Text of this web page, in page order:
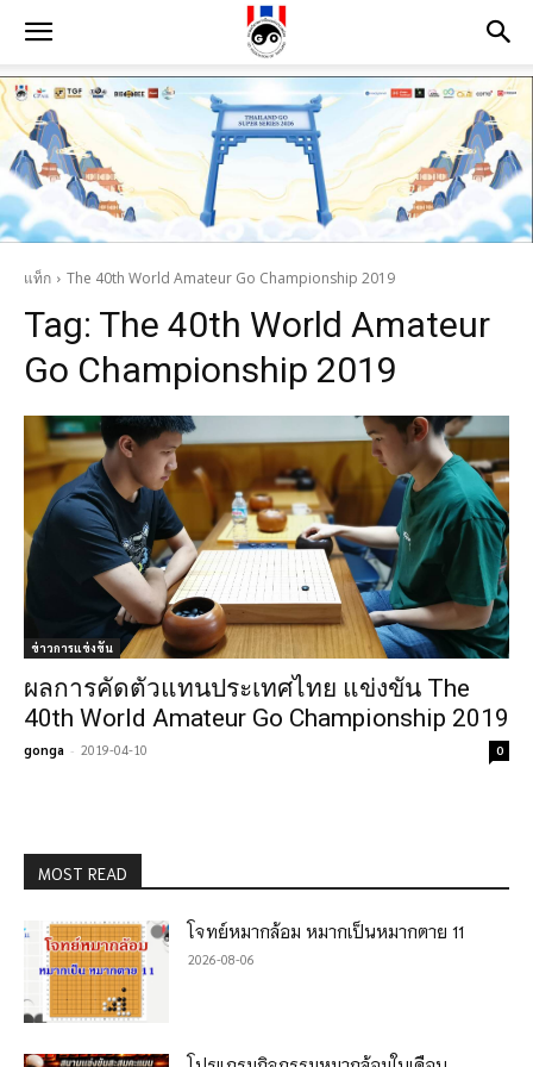
แท็ก The 40th World Amateur Go Championship 2019
Tag: The 40th World Amateur
Go Championship 2019
ข่าวการแข่งขัน
ผลการคัดตัวแทนประเทศไทย แข่งขัน The
40th World Amateur Go Championship 2019
gonga - 2019-04-10 0
MOST READ
โจทย์หมากล้อม หมากเป็นหมากตาย 11
2026-08-06